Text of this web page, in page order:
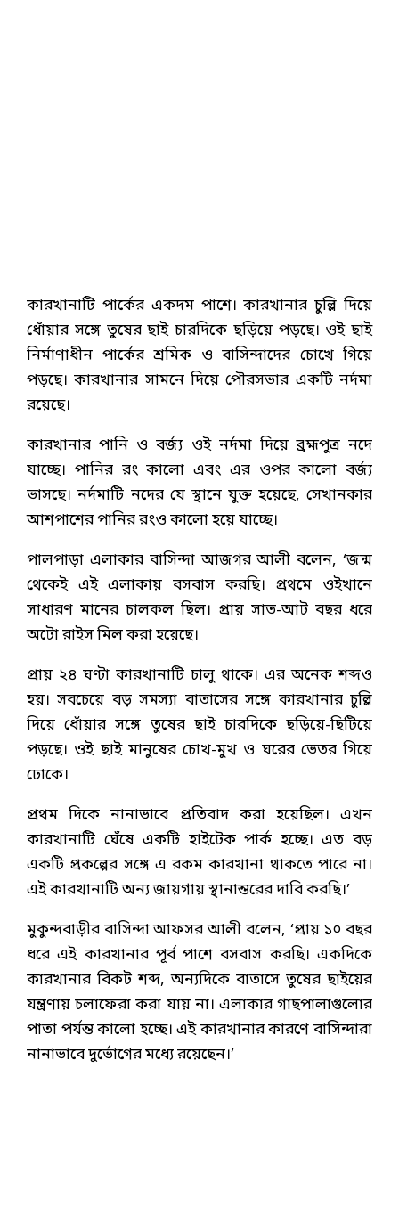
কারখানাটি পার্কের একদম পাশে। কারখানার চুল্লি দিয়ে
ধোঁয়ার সঙ্গে তুষের ছাই চারদিকে ছড়িয়ে পড়ছে। ওই ছাই
নির্মাণাধীন পার্কের শ্রমিক ও বাসিন্দাদের চোখে গিয়ে
পড়ছে। কারখানার সামনে দিয়ে পৌরসভার একটি নর্দমা
রয়েছে।
কারখানার পানি ও বর্জ্য ওই নর্দমা দিয়ে ব্রহ্মপুত্র নদে
যাচ্ছে। পানির রং কালো এবং এর ওপর কালো বর্জ্য
ভাসছে। নর্দমাটি নদের যে স্থানে যুক্ত হয়েছে, সেখানকার
আশপাশের পানির রংও কালো হয়ে যাচ্ছে।
পালপাড়া এলাকার বাসিন্দা আজগর আলী বলেন, ‘জন্ম
থেকেই এই এলাকায় বসবাস করছি। প্রথমে ওইখানে
সাধারণ মানের চালকল ছিল। প্রায় সাত-আট বছর ধরে
অটো রাইস মিল করা হয়েছে।
প্রায় ২৪ ঘণ্টা কারখানাটি চালু থাকে। এর অনেক শব্দও
হয়। সবচেয়ে বড় সমস্যা বাতাসের সঙ্গে কারখানার চুল্লি
দিয়ে ধোঁয়ার সঙ্গে তুষের ছাই চারদিকে ছড়িয়ে-ছিটিয়ে
পড়ছে। ওই ছাই মানুষের চোখ-মুখ ও ঘরের ভেতর গিয়ে
ঢোকে।
প্রথম দিকে নানাভাবে প্রতিবাদ করা হয়েছিল। এখন
কারখানাটি ঘেঁষে একটি হাইটেক পার্ক হচ্ছে। এত বড়
একটি প্রকল্পের সঙ্গে এ রকম কারখানা থাকতে পারে না।
এই কারখানাটি অন্য জায়গায় স্থানান্তরের দাবি করছি।’
মুকুন্দবাড়ীর বাসিন্দা আফসর আলী বলেন, ‘প্রায় ১০ বছর
ধরে এই কারখানার পূর্ব পাশে বসবাস করছি। একদিকে
কারখানার বিকট শব্দ, অন্যদিকে বাতাসে তুষের ছাইয়ের
যন্ত্রণায় চলাফেরা করা যায় না। এলাকার গাছপালাগুলোর
পাতা পর্যন্ত কালো হচ্ছে। এই কারখানার কারণে বাসিন্দারা
নানাভাবে দুর্ভোগের মধ্যে রয়েছেন।’